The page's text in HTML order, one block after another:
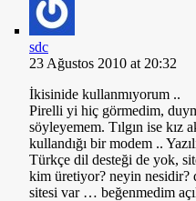
sdc
23 Ağustos 2010 at 20:32
İkisinide kullanmıyorum ..
Pirelli yi hiç görmedim,
söyleyemem. Tılgın ise kız
kullandığı bir modem ..
Türkçe dil desteği de yok,
kim üretiyor? neyin nesidir?
sitesi var … beğenmedim